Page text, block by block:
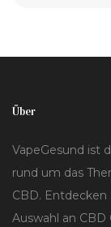
Über
VapeGesund ist
rund um das
CBD.
Auswahl an